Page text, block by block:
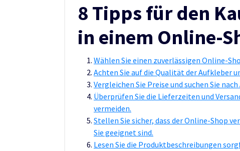
8 Tipps für den
in einem Online-
Wählen Sie einen zuverlässigen Online-
Achten Sie auf die Qualität der Aufkleber
Vergleichen Sie Preise und suchen Sie
Überprüfen Sie die Lieferzeiten und
vermeiden.
Stellen Sie sicher, dass der Online-Shop
Sie geeignet sind.
Lesen Sie die Produktbeschreibungen